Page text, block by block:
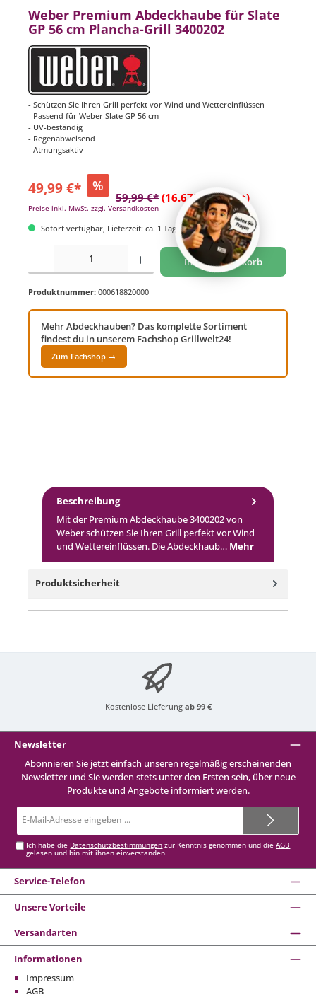
Weber Premium Abdeckhaube für Slate
GP 56 cm Plancha-Grill 3400202
- Schützen Sie Ihren Grill perfekt vor Wind und Wettereinflüssen
- Passend für Weber Slate GP 56 cm
- UV-beständig
- Regenabweisend
- Atmungsaktiv
49,99 €* %
59,99 €* (16.67% gespart)
Preise inkl. MwSt. zzgl. Versandkosten
Sofort verfügbar, Lieferzeit: ca. 1 Tag
Produkt Anzahl: Gib den gewünschten Wert ein oder benutze die Schaltflächen um
In den Warenkorb
Produktnummer: 000618820000
Mehr Abdeckhauben? Das komplette Sortiment
findest du in unserem Fachshop Grillwelt24!
Zum Fachshop →
Beschreibung
Mit der Premium Abdeckhaube 3400202 von
Weber schützen Sie Ihren Grill perfekt vor Wind
und Wettereinflüssen. Die Abdeckhaub… Mehr
Produktsicherheit
Kostenlose Lieferung ab 99 €
Newsletter
Abonnieren Sie jetzt einfach unseren regelmäßig erscheinenden
Newsletter und Sie werden stets unter den Ersten sein, über neue
Produkte und Angebote informiert werden.
Mail-
Ich habe die Datenschutzbestimmungen zur Kenntnis genommen und dieAGB
gelesen und bin mit ihnen einverstanden.
Service-Telefon
Unsere Vorteile
Versandarten
Informationen
Impressum
AGB